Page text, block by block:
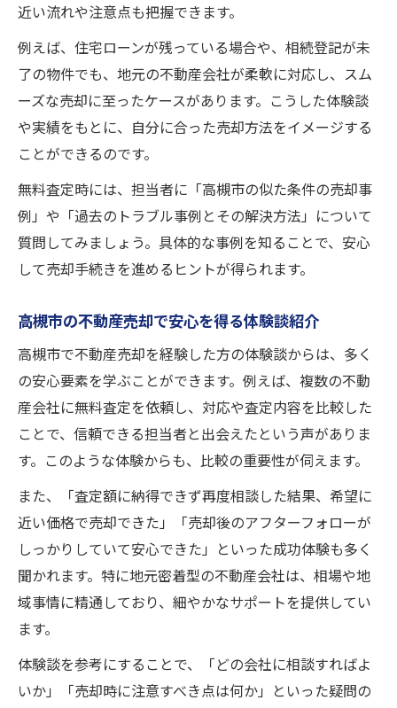
近い流れや注意点も把握できます。
例えば、住宅ローンが残っている場合や、相続登記が未
了の物件でも、地元の不動産会社が柔軟に対応し、スム
ーズな売却に至ったケースがあります。こうした体験談
や実績をもとに、自分に合った売却方法をイメージする
ことができるのです。
無料査定時には、担当者に「高槻市の似た条件の売却事
例」や「過去のトラブル事例とその解決方法」について
質問してみましょう。具体的な事例を知ることで、安心
して売却手続きを進めるヒントが得られます。
高槻市の不動産売却で安心を得る体験談紹介
高槻市で不動産売却を経験した方の体験談からは、多く
の安心要素を学ぶことができます。例えば、複数の不動
産会社に無料査定を依頼し、対応や査定内容を比較した
ことで、信頼できる担当者と出会えたという声がありま
す。このような体験からも、比較の重要性が伺えます。
また、「査定額に納得できず再度相談した結果、希望に
近い価格で売却できた」「売却後のアフターフォローが
しっかりしていて安心できた」といった成功体験も多く
聞かれます。特に地元密着型の不動産会社は、相場や地
域事情に精通しており、細やかなサポートを提供してい
ます。
体験談を参考にすることで、「どの会社に相談すればよ
いか」「売却時に注意すべき点は何か」といった疑問の